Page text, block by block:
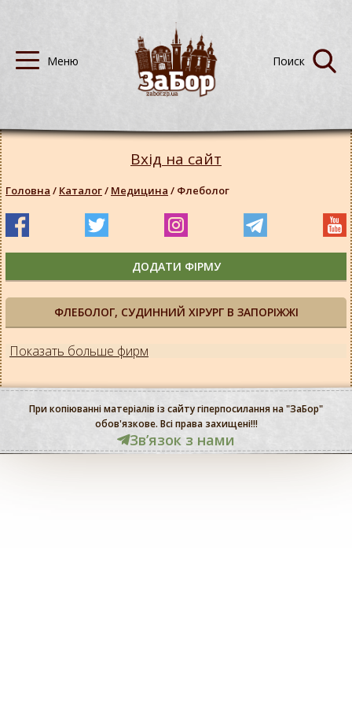
ФЛЕБОЛОГ, СУДИННИЙ ХІРУРГ В ЗАПОРІЖЖІ
Показать больше фирм
Вхід на сайт
Головна / Каталог/ Медицина / Флеболог
ДОДАТИ ФІРМУ
При копіюванні матеріалів із сайту гіперпосилання на "ЗаБор"
обов'язкове. Всі права захищені!!!
Звʼязок з нами